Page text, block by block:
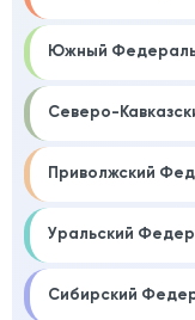
Южный
Северо-
Приволжский
Уральский
Сибирский